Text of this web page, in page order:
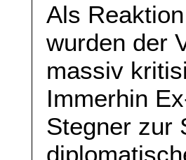
Als
wurden der
massiv
Immerhin
Stegner zur